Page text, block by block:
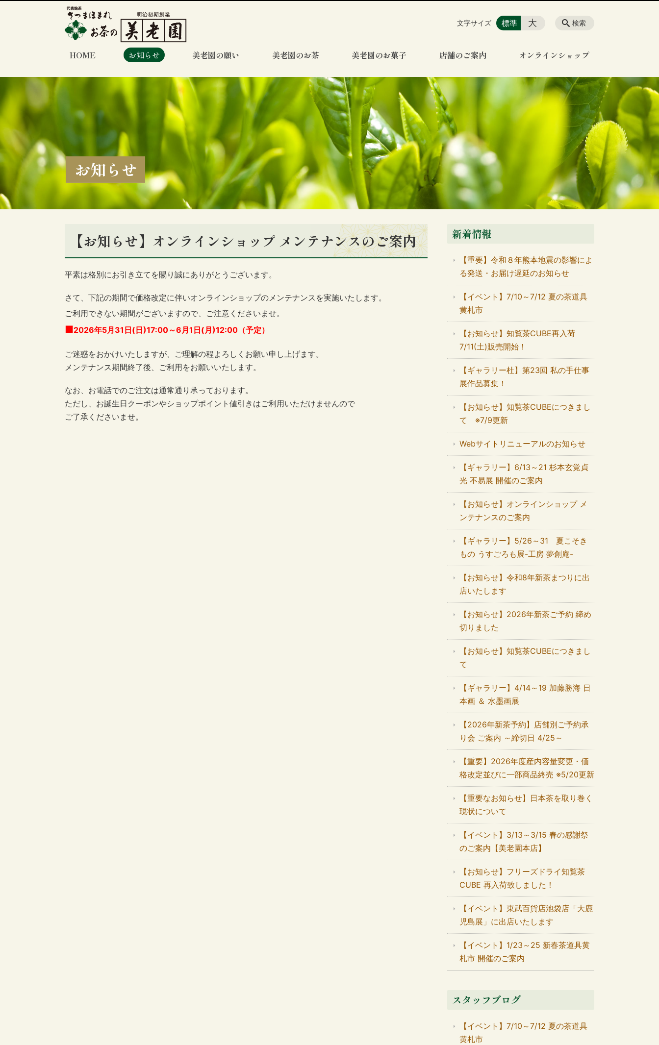
HOME お知らせ 美老園の願い 美老園のお茶 美老園のお菓子 店舗のご案内 オンラインショップ
検索
文字サイズ 標準 大
お知らせ
【お知らせ】オンラインショップ メンテナンスのご案内
平素は格別にお引き立てを賜り誠にありがとうございます。
さて、下記の期間で価格改定に伴いオンラインショップのメンテナンスを実施いたします。
ご利用できない期間がございますので、ご注意くださいませ。
■2026年5月31日(日)17:00～6月1日(月)12:00（予定）
ご迷惑をおかけいたしますが、ご理解の程よろしくお願い申し上げます。
メンテナンス期間終了後、ご利用をお願いいたします。
なお、お電話でのご注文は通常通り承っております。
ただし、お誕生日クーポンやショップポイント値引きはご利用いただけませんので
ご了承くださいませ。
新着情報
【重要】令和８年熊本地震の影響によ
る発送・お届け遅延のお知らせ
【イベント】7/10～7/12 夏の茶道具
黄札市
【お知らせ】知覧茶CUBE再入荷
7/11(土)販売開始！
【ギャラリー杜】第23回 私の手仕事
展作品募集！
【お知らせ】知覧茶CUBEにつきまし
て ※7/9更新
Webサイトリニューアルのお知らせ
【ギャラリー】6/13～21 杉本玄覚貞
光 不易展 開催のご案内
【お知らせ】オンラインショップ メ
ンテナンスのご案内
【ギャラリー】5/26～31 夏こそき
もの うすごろも展-工房 夢創庵-
【お知らせ】令和8年新茶まつりに出
店いたします
【お知らせ】2026年新茶ご予約 締め
切りました
【お知らせ】知覧茶CUBEにつきまし
て
【ギャラリー】4/14～19 加藤勝海 日
本画 ＆ 水墨画展
【2026年新茶予約】店舗別ご予約承
り会 ご案内 ～締切日 4/25～
【重要】2026年度産内容量変更・価
格改定並びに一部商品終売 ※5/20更新
【重要なお知らせ】日本茶を取り巻く
現状について
【イベント】3/13～3/15 春の感謝祭
のご案内【美老園本店】
【お知らせ】フリーズドライ知覧茶
CUBE 再入荷致しました！
【イベント】東武百貨店池袋店「大鹿
児島展」に出店いたします
【イベント】1/23～25 新春茶道具黄
札市 開催のご案内
スタッフブログ
【イベント】7/10～7/12 夏の茶道具
黄札市